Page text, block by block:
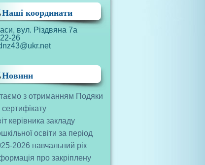
Наші координати
вул. Різдвяна 7а
26
Новини
з отриманням Подяки
сертифікату
керівника закладу
освіти за період
2026 навчальний рік
про закріплену